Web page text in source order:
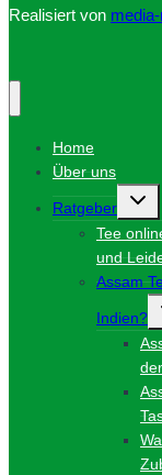
Realisiert von
Home
Über uns
Ratgeber
Tee
und
Assam
Indien?